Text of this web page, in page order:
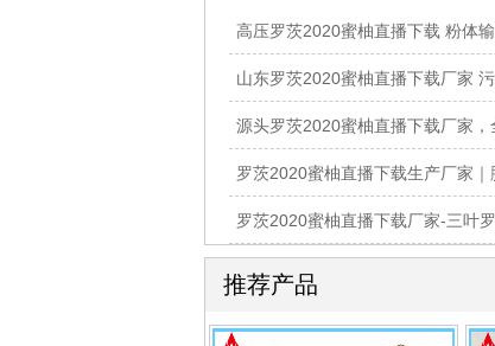
推荐产品